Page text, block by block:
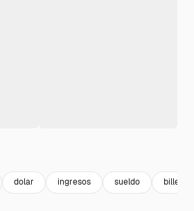
dolar ingresos sueldo billete